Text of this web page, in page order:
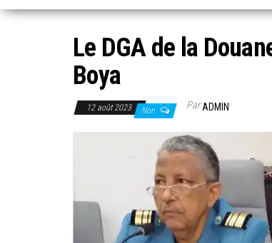
Le DGA de la
Boya
12 août 2023 Non ParADMIN